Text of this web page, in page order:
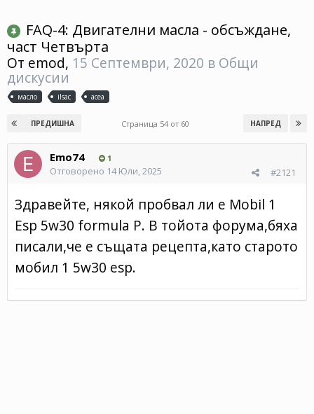
FAQ-4: Двигателни масла - обсъждане,
част Четвърта
От emod, 15 Септември, 2020 в Общи
дискусии
масло ilsac acea
ПРЕДИШНА НАПРЕД
Страница 54 от 60
Emo74 1
#2121
Отговорено 14 Юли, 2025
Здравейте, някой пробвал ли е Mobil 1
Esp 5w30 formula P. В тойота форума,бяха
писали,че е същата рецепта,като старото
мобил 1 5w30 esp.